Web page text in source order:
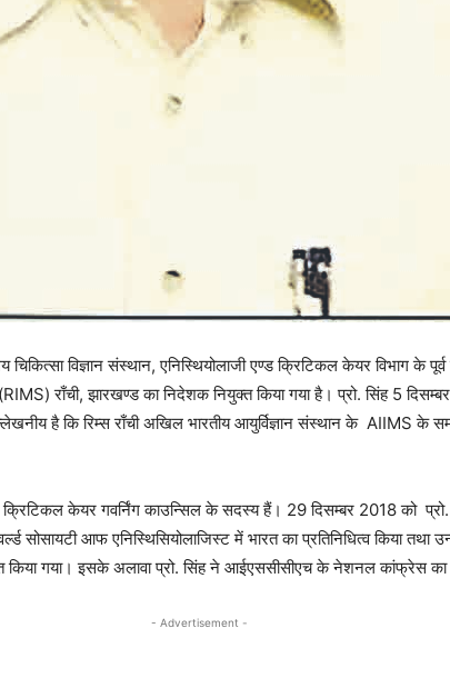
चिकित्सा विज्ञान संस्थान, एनिस्थियोलाजी एण्ड क्रिटिकल केयर विभाग के पूर्व
राँची, झारखण्ड का निदेशक नियुक्त किया गया है। प्रो. सिंह 5
है कि रिम्स राँची अखिल भारतीय आयुर्विज्ञान संस्थान के AIIMS के
क्रिटिकल केयर गवर्निंग काउन्सिल के सदस्य हैं। 29 दिसम्बर 2018 को
सोसायटी आफ एनिस्थिसियोलाजिस्ट में भारत का प्रतिनिधित्व किया तथा
किया गया। इसके अलावा प्रो. सिंह ने आईएससीसीएच के नेशनल कांफ्रेस
- Advertisement -